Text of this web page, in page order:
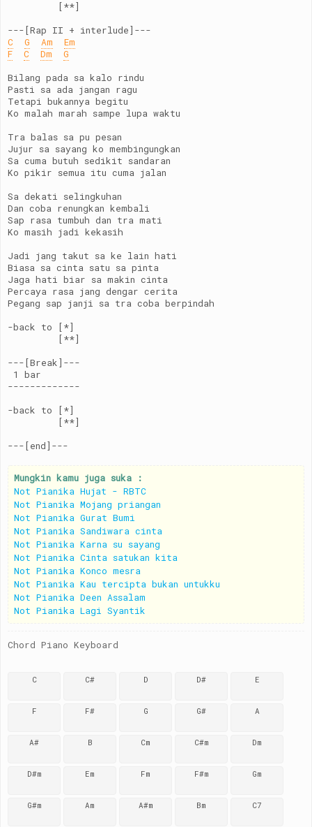
         [**]
---[Rap II + interlude]---
C
G Am
Em
F
C Dm
G
Bilang pada sa kalo rindu
Pasti sa ada jangan ragu
Tetapi bukannya begitu
Ko malah marah sampe lupa waktu
Tra balas sa pu pesan
Jujur sa sayang ko membingungkan
Sa cuma butuh sedikit sandaran
Ko pikir semua itu cuma jalan
Sa dekati selingkuhan
Dan coba renungkan kembali
Sap rasa tumbuh dan tra mati
Ko masih jadi kekasih
Jadi jang takut sa ke lain hati
Biasa sa cinta satu sa pinta
Jaga hati biar sa makin cinta
Percaya rasa jang dengar cerita
Pegang sap janji sa tra coba berpindah
-back to [*]
         [**]
---[Break]---
1 bar
-------------
-back to [*]
         [**]
---[end]---
Mungkin kamu juga suka :
Not Pianika Hujat - RBTC
Not Pianika Mojang priangan
Not Pianika Gurat Bumi
Not Pianika Sandiwara cinta
Not Pianika Karna su sayang
Not Pianika Cinta satukan kita
Not Pianika Konco mesra
Not Pianika Kau tercipta bukan untukku
Not Pianika Deen Assalam
Not Pianika Lagi Syantik
Chord Piano Keyboard
C C# D D# E
F F# G G# A
A# B Cm C#m Dm
D#m Em Fm F#m Gm
G#m Am A#m Bm C7